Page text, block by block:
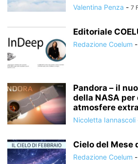
Valentina Penza - 7
Editoriale
Redazione Coelum -
Pandora – il
della NASA per
atmosfere
Nicoletta Iannascoli
Cielo del Mese
Redazione Coelum -